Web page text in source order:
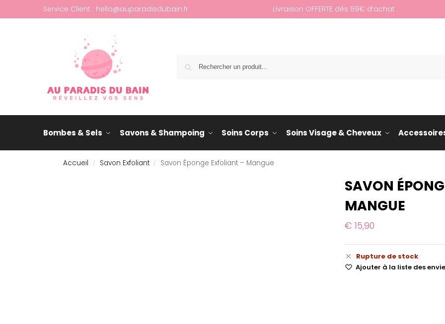
Service Client : hello@auparadisdubain.fr Livraison OFFERTE dès 59€ d’achat
Bombes & Sels Savons & Shampoing Soins Corps Soins Visage & Cheveux
Accueil / Savon Exfoliant / Savon Éponge Exfoliant – Mangue
SAVON
MANGUE
€15,90
Rupture de stock
Ajouter à la liste des